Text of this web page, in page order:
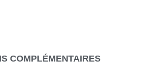
COMPLÉMENTAIRES